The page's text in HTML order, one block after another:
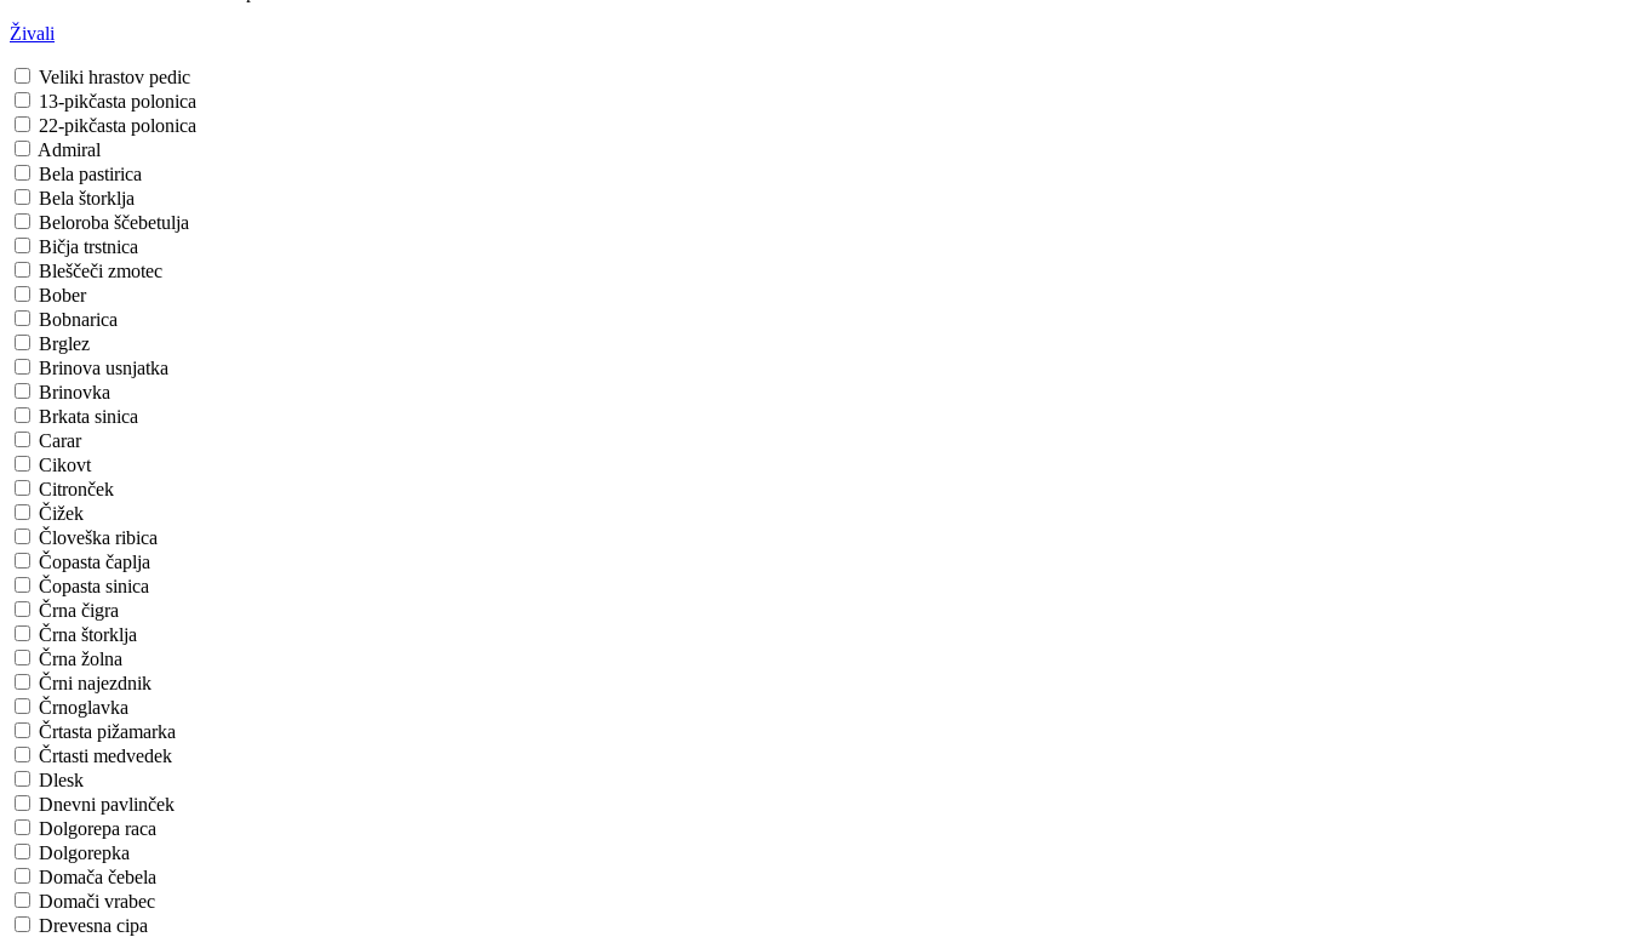
Živali
Veliki hrastov pedic
13-pikčasta polonica
22-pikčasta polonica
Admiral
Bela pastirica
Bela štorklja
Beloroba ščebetulja
Bičja trstnica
Bleščeči zmotec
Bober
Bobnarica
Brglez
Brinova usnjatka
Brinovka
Brkata sinica
Carar
Cikovt
Citronček
Čižek
Človeška ribica
Čopasta čaplja
Čopasta sinica
Črna čigra
Črna štorklja
Črna žolna
Črni najezdnik
Črnoglavka
Črtasta pižamarka
Črtasti medvedek
Dlesk
Dnevni pavlinček
Dolgorepa raca
Dolgorepka
Domača čebela
Domači vrabec
Drevesna cipa